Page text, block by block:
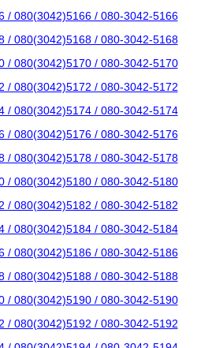
/ 080(3042)5166 / 080-3042-5166
/ 080(3042)5168 / 080-3042-5168
/ 080(3042)5170 / 080-3042-5170
/ 080(3042)5172 / 080-3042-5172
/ 080(3042)5174 / 080-3042-5174
/ 080(3042)5176 / 080-3042-5176
/ 080(3042)5178 / 080-3042-5178
/ 080(3042)5180 / 080-3042-5180
/ 080(3042)5182 / 080-3042-5182
/ 080(3042)5184 / 080-3042-5184
/ 080(3042)5186 / 080-3042-5186
/ 080(3042)5188 / 080-3042-5188
/ 080(3042)5190 / 080-3042-5190
/ 080(3042)5192 / 080-3042-5192